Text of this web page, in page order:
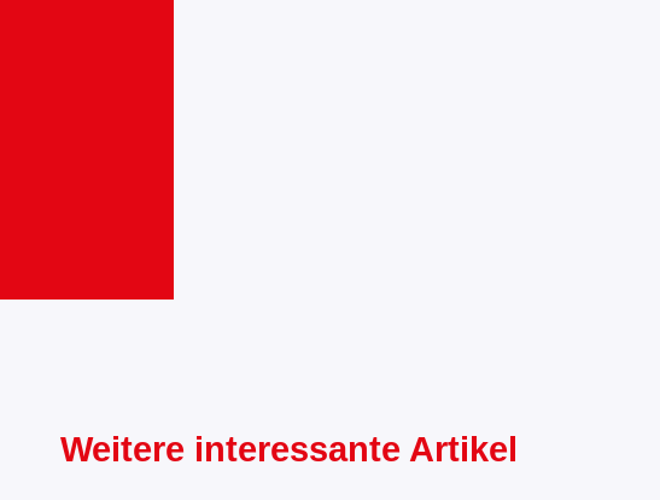
Weitere interessante Artikel